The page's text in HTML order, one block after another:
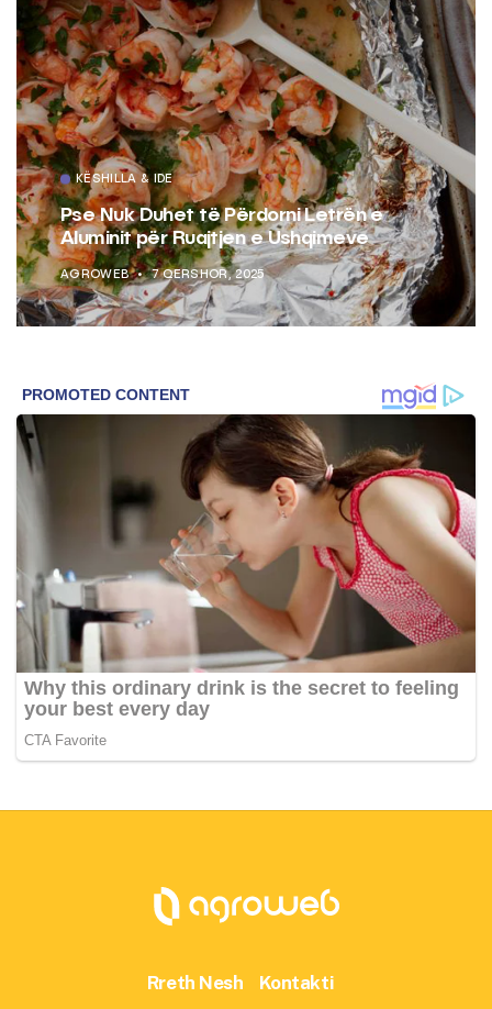
KËSHILLA & IDE
Pse Nuk Duhet të Përdorni Letrën e
Aluminit për Ruajtjen e Ushqimeve
AGROWEB 7 QERSHOR, 2025
Rreth Nesh Kontakti